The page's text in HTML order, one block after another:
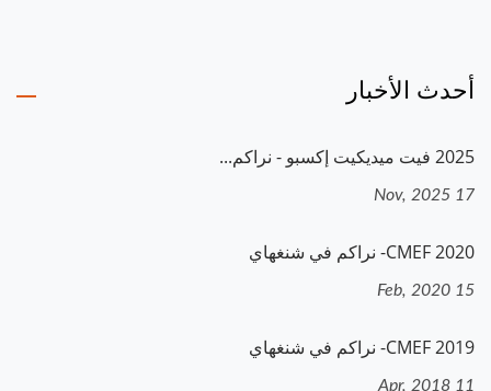
أحدث الأخبار
2025 فيت ميديكيت إكسبو - نراكم...
17 Nov, 2025
2020 CMEF- نراكم في شنغهاي
15 Feb, 2020
2019 CMEF- نراكم في شنغهاي
11 Apr, 2018